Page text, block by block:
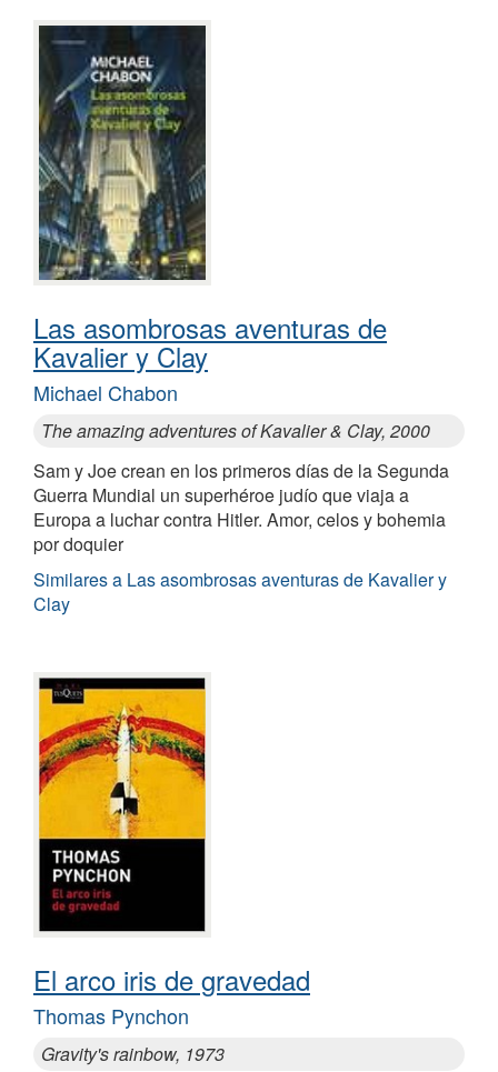
Las asombrosas aventuras de
Kavalier y Clay
Michael Chabon
The amazing adventures of Kavalier & Clay, 2000
Sam y Joe crean en los primeros días de la Segunda
Guerra Mundial un superhéroe judío que viaja a
Europa a luchar contra Hitler. Amor, celos y bohemia
por doquier
Similares a Las asombrosas aventuras de Kavalier y
Clay
El arco iris de gravedad
Thomas Pynchon
Gravity's rainbow, 1973